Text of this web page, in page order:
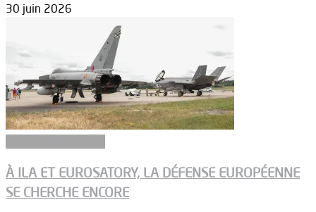
30 juin 2026
À ILA ET EUROSATORY, LA DÉFENSE EUROPÉENNE
SE CHERCHE ENCORE